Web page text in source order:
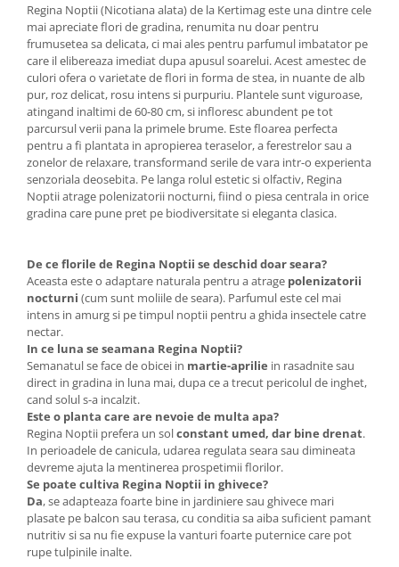
Ingrasaminte plante - FLORI
Ingrasaminte plante - FLORI - GEL
Casa, Gradina
Accesorii agricole
Accesorii gard electric
Accesorii irigat
Araci/ Suporti plante
Candele / Rezerve / Lumanari
Carabine/ carlige
Diverse depozitare
Echipament protectie gradina
Fir/Ata de legat
Foarfeci
Furtun / banda / tub
Motofierastrau / Drujba
Pila motofierastrau / drujba
Plantator
Plasa de umbrire
Plase plante
Pompa de apa curata/murdara
Regina Noptii (Nicotiana alata) de la Kertimag este una dintre cele
mai apreciate flori de gradina, renumita nu doar pentru
frumusetea sa delicata, ci mai ales pentru parfumul imbatator pe
care il elibereaza imediat dupa apusul soarelui. Acest amestec de
culori ofera o varietate de flori in forma de stea, in nuante de alb
pur, roz delicat, rosu intens si purpuriu. Plantele sunt viguroase,
atingand inaltimi de 60-80 cm, si infloresc abundent pe tot
parcursul verii pana la primele brume. Este floarea perfecta
pentru a fi plantata in apropierea teraselor, a ferestrelor sau a
zonelor de relaxare, transformand serile de vara intr-o experienta
senzoriala deosebita. Pe langa rolul estetic si olfactiv, Regina
Noptii atrage polenizatorii nocturni, fiind o piesa centrala in orice
gradina care pune pret pe biodiversitate si eleganta clasica.
De ce florile de Regina Noptii se deschid doar seara?
Aceasta este o adaptare naturala pentru a atrage polenizatorii
nocturni (cum sunt moliile de seara). Parfumul este cel mai
intens in amurg si pe timpul noptii pentru a ghida insectele catre
nectar.
In ce luna se seamana Regina Noptii?
Semanatul se face de obicei in martie-aprilie in rasadnite sau
direct in gradina in luna mai, dupa ce a trecut pericolul de inghet,
cand solul s-a incalzit.
Este o planta care are nevoie de multa apa?
Regina Noptii prefera un solconstant umed, dar bine drenat.
In perioadele de canicula, udarea regulata seara sau dimineata
devreme ajuta la mentinerea prospetimii florilor.
Se poate cultiva Regina Noptii in ghivece?
Da, se adapteaza foarte bine in jardiniere sau ghivece mari
plasate pe balcon sau terasa, cu conditia sa aiba suficient pamant
nutritiv si sa nu fie expuse la vanturi foarte puternice care pot
rupe tulpinile inalte.